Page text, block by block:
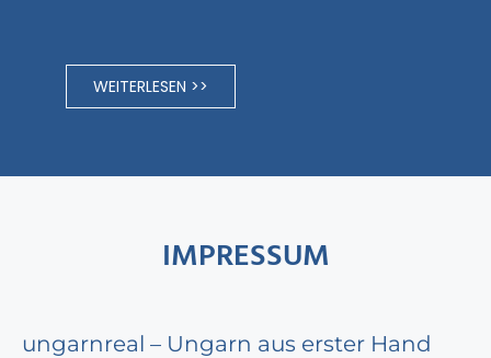
WEITERLESEN >>
IMPRESSUM
ungarnreal – Ungarn aus erster Hand